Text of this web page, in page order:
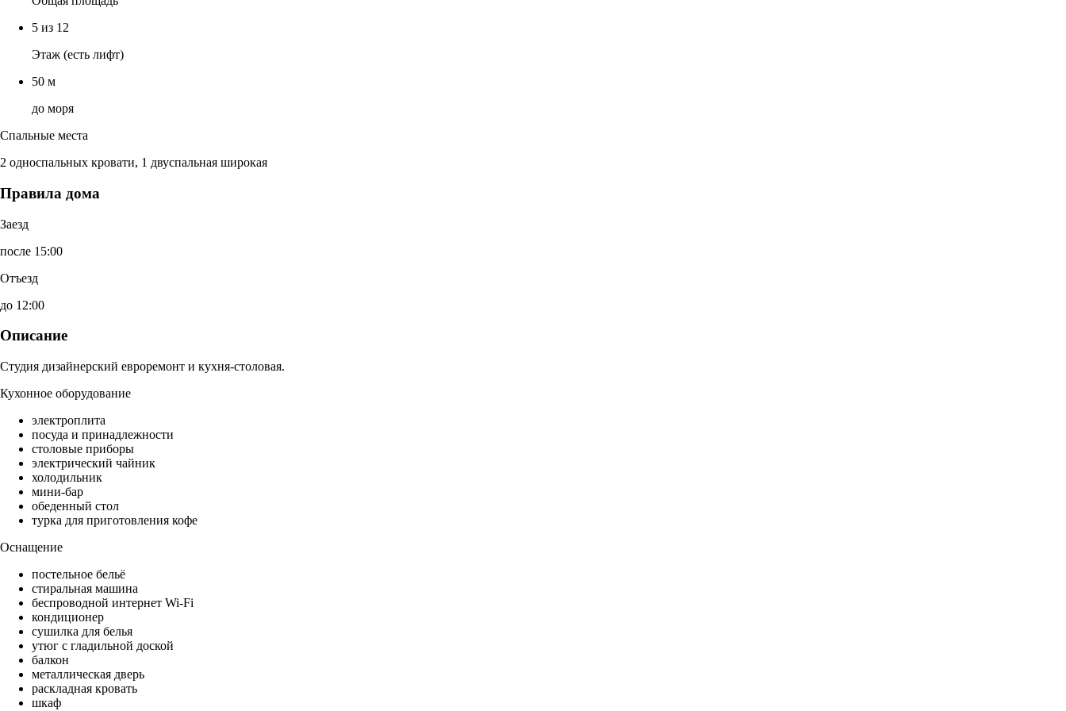
5 из 12
Этаж (есть лифт)
50 м
до моря
Спальные места
2 односпальных кровати, 1 двуспальная широкая
Правила дома
Заезд
после 15:00
Отъезд
до 12:00
Описание
Студия дизайнерский евроремонт и кухня-столовая.
Кухонное оборудование
электроплита
посуда и принадлежности
столовые приборы
электрический чайник
холодильник
мини-бар
обеденный стол
турка для приготовления кофе
Оснащение
постельное бельё
стиральная машина
беспроводной интернет Wi-Fi
кондиционер
сушилка для белья
утюг с гладильной доской
балкон
металлическая дверь
раскладная кровать
шкаф